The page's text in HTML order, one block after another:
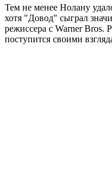
Тем не менее Нолану
хотя "Довод" сыграл
режиссера с Warner Bros.
поступится своими